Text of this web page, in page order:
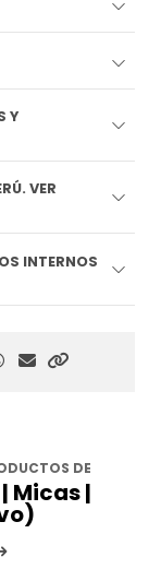
VER
INTERNOS
DE
Micas |